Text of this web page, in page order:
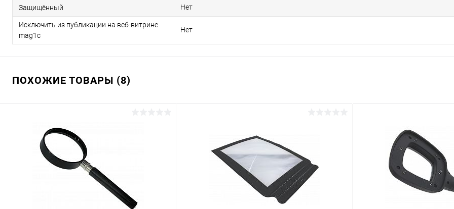
Защищённый Нет
Исключить из публикации на веб-витрине
mag1c
Нет
ПОХОЖИЕ ТОВАРЫ (8)